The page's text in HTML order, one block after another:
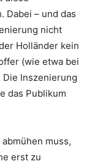
Dabei – und das
nicht
Holländer kein
(wie etwa bei
Die Inszenierung
das Publikum
muss,
erst zu